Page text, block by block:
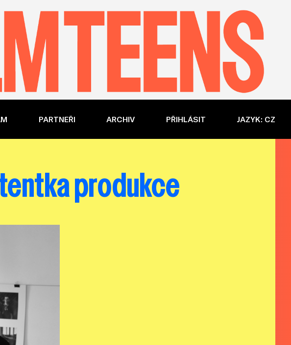
PARTNEŘI ARCHIV PŘIHLÁSIT JAZYK: CZ
produkce